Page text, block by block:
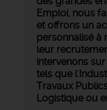
Emploi, nous
et offrons un
personnalisé à
leur
intervenons
tels que
Travaux
Logistique ou